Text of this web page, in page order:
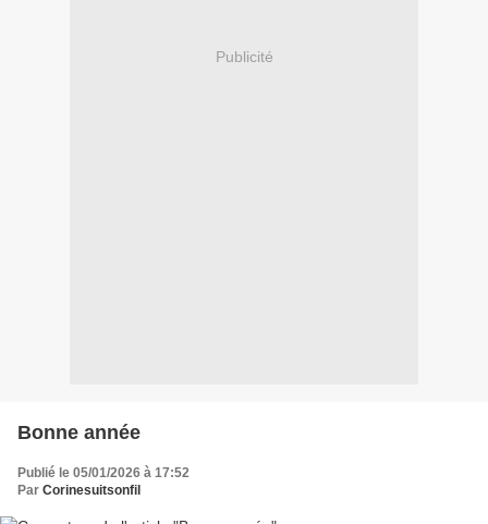
Publicité
Bonne année
Publié le 05/01/2026 à 17:52
Par Corinesuitsonfil